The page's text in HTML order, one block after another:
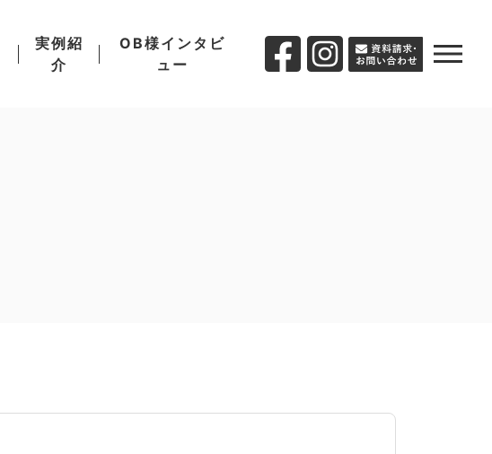
実例紹
介
OB様インタビ
ュー